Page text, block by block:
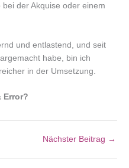
der Akquise oder einem
und entlastend, und seit
habe, bin ich
in der Umsetzung.
Error?
Nächster Beitrag →